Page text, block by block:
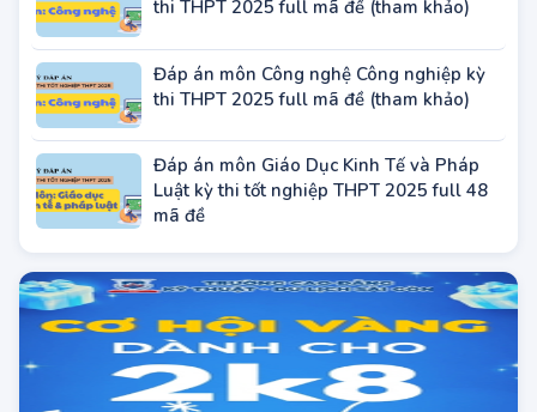
Đáp án môn Công nghệ Nông nghiệp kỳ
thi THPT 2025 full mã đề (tham khảo)
Đáp án môn Công nghệ Công nghiệp kỳ
thi THPT 2025 full mã đề (tham khảo)
Luật kỳ thi tốt nghiệp THPT 2025 full 48
mã đề